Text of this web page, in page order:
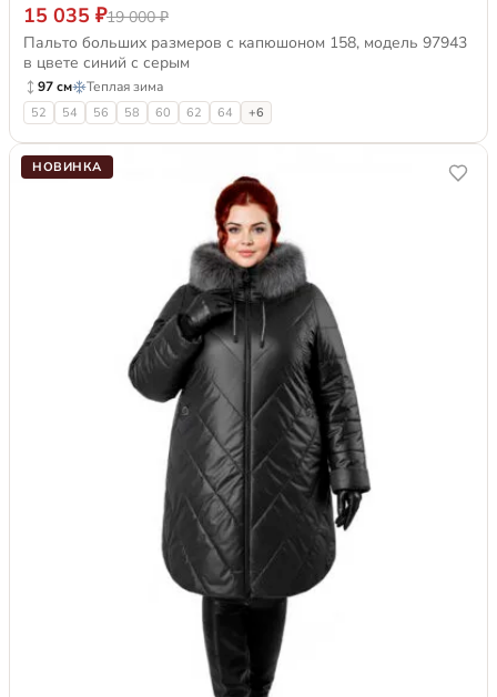
15 035 ₽19 000 ₽
Пальто больших размеров с капюшоном 158, модель 97943
в цвете синий с серым
97 см Теплая зима
52 54 56 58 60 62 64 +6
НОВИНКА